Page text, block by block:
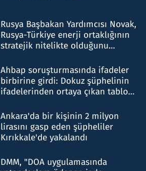
Rusya Başbakan Yardımcısı Novak,
Rusya-Türkiye enerji ortaklığının
stratejik nitelikte olduğunu
Ahbap soruşturmasında ifadeler
birbirine girdi: Dokuz şüphelinin
ifadelerinden ortaya çıkan tablo
Ankara'da bir kişinin 2 milyon
lirasını gasp eden şüpheliler
Kırıkkale'de yakalandı
DMM, "DOA uygulamasında